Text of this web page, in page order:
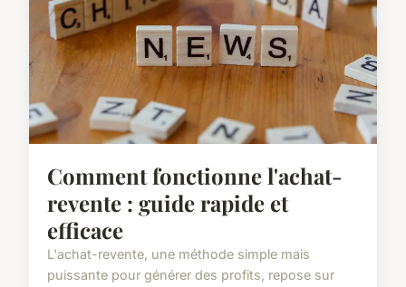
Comment fonctionne l'achat-
revente : guide rapide et
efficace
L'achat-revente, une méthode simple mais
puissante pour générer des profits, repose sur